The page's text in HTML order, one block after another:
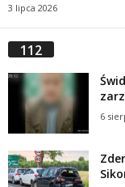
3 lipca 2026
112
6